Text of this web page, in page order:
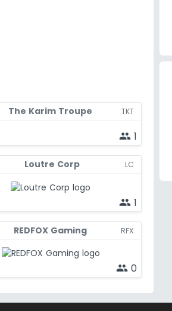
The Karim Troupe TKT
people 1
Loutre Corp LC
people 1
REDFOX Gaming RFX
people 0